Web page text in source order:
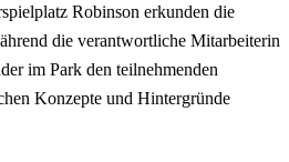
Robinson erkunden die
die verantwortliche Mitarbeiterin
im Park den teilnehmenden
Konzepte und Hintergründe